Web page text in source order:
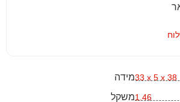
מידה33 x 5 x 38
משקל1.46